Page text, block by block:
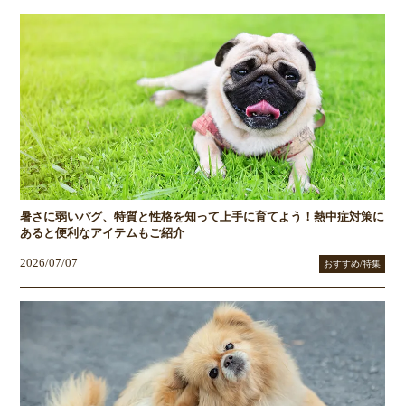
暑さに弱いパグ、特質と性格を知って上手に育てよう！熱中症対策に
あると便利なアイテムもご紹介
2026/07/07 おすすめ/特集